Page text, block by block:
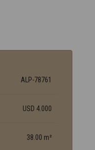
ALP-78761
USD 4.000
38.00 m²